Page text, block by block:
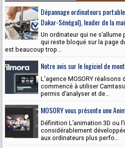
Dépannage ordinateurs
Dakar-Sénégal), leader de la
Un ordinateur qui ne
qui reste bloqué sur la page
est beaucoup trop...
Notre avis sur le logiciel de
L'agence MOSORY
commencé à utiliser
permis d’analyser et de...
MOSORY vous présente une
Définition L’animation 3D ou
considérablement
aux ordinateurs plus perfo...